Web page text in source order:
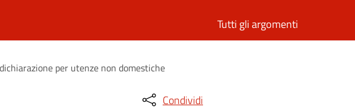
Tutti gli argomenti
per utenze non domestiche
Condividi